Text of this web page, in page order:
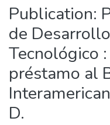
Publication:
de
Tecnológico
préstamo al
D.